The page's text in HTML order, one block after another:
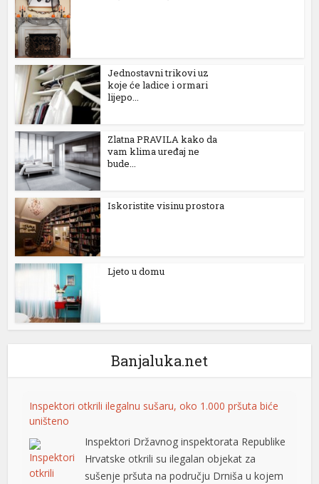
Jednostavni trikovi uz
koje će ladice i ormari
lijepo...
Zlatna PRAVILA kako da
vam klima uređaj ne
bude...
Iskoristite visinu prostora
Ljeto u domu
Banjaluka.net
Inspektori otkrili ilegalnu sušaru, oko 1.000 pršuta biće
uništeno
Inspektori Državnog inspektorata Republike
Hrvatske otkrili su ilegalan objekat za
sušenje pršuta na području Drniša u kojem